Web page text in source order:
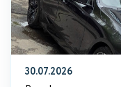
30.07.2026